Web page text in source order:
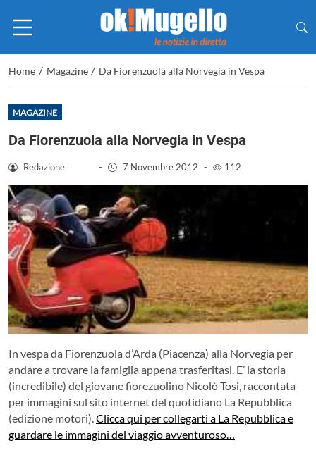
Home / Magazine / Da Fiorenzuola alla Norvegia in Vespa
MAGAZINE
Da Fiorenzuola alla Norvegia in Vespa
Redazione - 7 Novembre 2012 - 112
In vespa da Fiorenzuola d’Arda (Piacenza) alla Norvegia per
andare a trovare la famiglia appena trasferitasi. E’ la storia
(incredibile) del giovane fiorezuolino Nicolò Tosi, raccontata
per immagini sul sito internet del quotidiano La Repubblica
(edizione motori).Clicca qui per collegarti a La Repubblica e
guardare le immagini del viaggio avventuroso…